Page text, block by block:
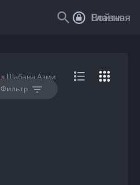
Войти
Главная
» Шабана Азми
Фильтр